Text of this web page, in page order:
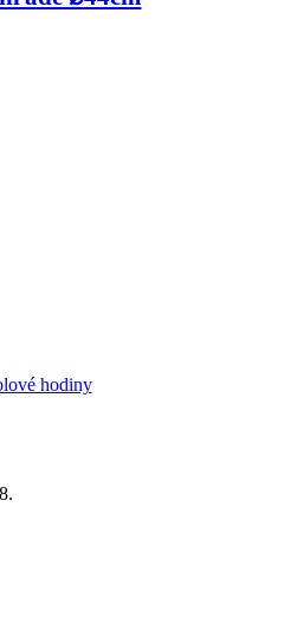
hodiny